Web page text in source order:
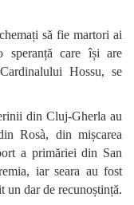
să fie martori ai
speranță care își are
Hossu, se
din Cluj-Gherla au
Rosà, din mișcarea
a primăriei din San
iar seara au fost
un dar de recunoștință.